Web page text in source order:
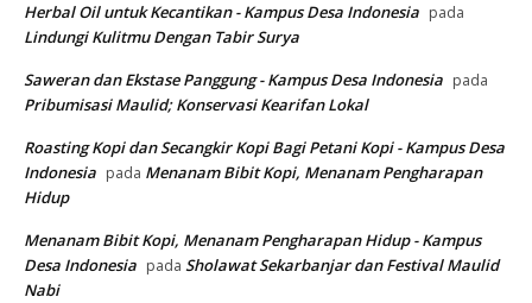
Herbal Oil untuk Kecantikan - Kampus Desa Indonesia pada
Lindungi Kulitmu Dengan Tabir Surya
Saweran dan Ekstase Panggung - Kampus Desa Indonesia pada
Pribumisasi Maulid; Konservasi Kearifan Lokal
Roasting Kopi dan Secangkir Kopi Bagi Petani Kopi - Kampus Desa
Indonesia pada Menanam Bibit Kopi, Menanam Pengharapan
Hidup
Menanam Bibit Kopi, Menanam Pengharapan Hidup - Kampus
Desa Indonesia pada Sholawat Sekarbanjar dan Festival Maulid
Nabi